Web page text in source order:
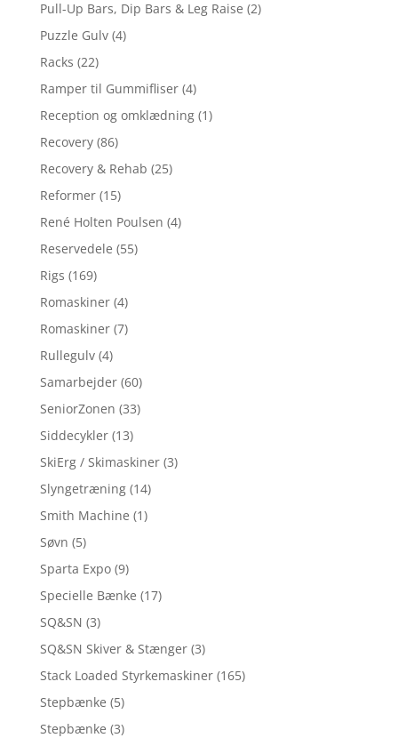
Pull-Up Bars, Dip Bars & Leg Raise (2)
Puzzle Gulv (4)
Racks (22)
Ramper til Gummifliser (4)
Reception og omklædning (1)
Recovery (86)
Recovery & Rehab (25)
Reformer (15)
René Holten Poulsen (4)
Reservedele (55)
Rigs (169)
Romaskiner (4)
Romaskiner (7)
Rullegulv (4)
Samarbejder (60)
SeniorZonen (33)
Siddecykler (13)
SkiErg / Skimaskiner (3)
Slyngetræning (14)
Smith Machine (1)
Søvn (5)
Sparta Expo (9)
Specielle Bænke (17)
SQ&SN (3)
SQ&SN Skiver & Stænger (3)
Stack Loaded Styrkemaskiner (165)
Stepbænke (5)
Stepbænke (3)